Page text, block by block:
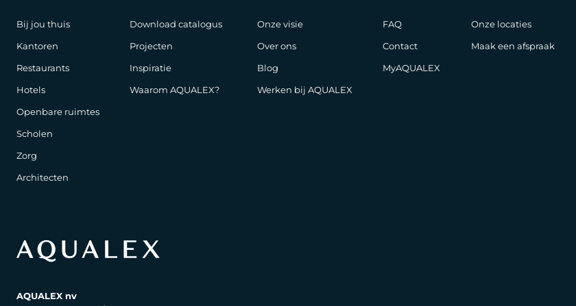
Bij jou thuis
Kantoren
Restaurants
Hotels
Openbare ruimtes
Scholen
Zorg
Architecten
Download catalogus
Projecten
Inspiratie
Waarom AQUALEX?
Onze visie
Over ons
Blog
Werken bij AQUALEX
FAQ
Contact
MyAQUALEX
Onze locaties
Maak een afspraak
AQUALEX nv